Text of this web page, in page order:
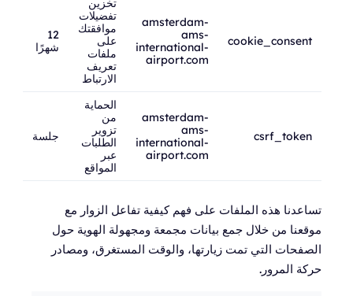
cookie_consent
amsterdam-
ams-
international-
airport.com
تخزين
تفضيلات
موافقتك
على
ملفات
تعريف
الارتباط
12
شهرًا
csrf_token
amsterdam-
ams-
international-
airport.com
الحماية
من
تزوير
الطلبات
عبر
المواقع
جلسة
تساعدنا هذه الملفات على فهم كيفية تفاعل الزوار مع
موقعنا من خلال جمع بيانات مجمعة ومجهولة الهوية حول
الصفحات التي تمت زيارتها، والوقت المستغرق، ومصادر
حركة المرور.